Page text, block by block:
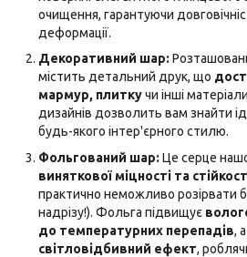
очищення, гарантуючи
деформації.
Декоративний шар:
містить детальний друк, що
мармур, плиткучи інші
дизайнів дозволить вам знайти
будь-якого інтер'єрного стилю.
Фольгований шар: Це серце
виняткової міцності та
практично неможливо розірвати
надрізу!). Фольга підвищує
до температурних перепадів,
світловідбивний ефект,